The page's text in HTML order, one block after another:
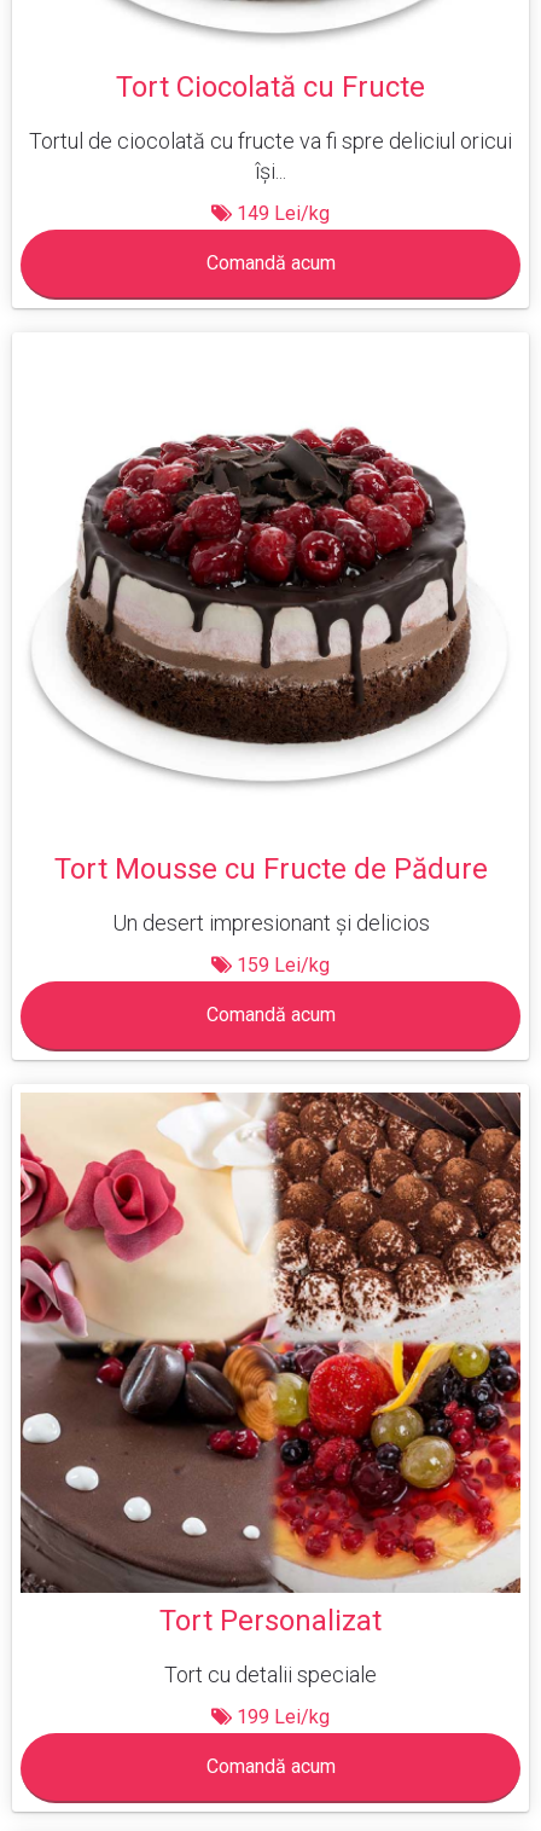
Tort Ciocolată cu Fructe
Tortul de ciocolată cu fructe va fi spre deliciul oricui
își...
149 Lei/kg
Comandă acum
Tort Mousse cu Fructe de Pădure
Un desert impresionant și delicios
159 Lei/kg
Comandă acum
Tort Personalizat
Tort cu detalii speciale
199 Lei/kg
Comandă acum